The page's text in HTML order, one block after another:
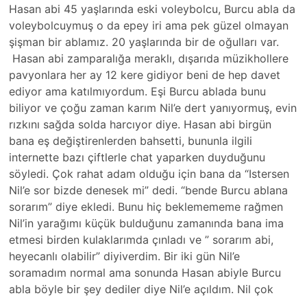
Hasan abi 45 yaşlarında eski voleybolcu, Burcu abla da
voleybolcuymuş o da epey iri ama pek güzel olmayan
şişman bir ablamız. 20 yaşlarında bir de oğulları var.
Hasan abi zamparalığa meraklı, dışarıda müzikhollere
pavyonlara her ay 12 kere gidiyor beni de hep davet
ediyor ama katılmıyordum. Eşi Burcu ablada bunu
biliyor ve çoğu zaman karım Nil’e dert yanıyormuş, evin
rızkını sağda solda harcıyor diye. Hasan abi birgün
bana eş değiştirenlerden bahsetti, bununla ilgili
internette bazı çiftlerle chat yaparken duyduğunu
söyledi. Çok rahat adam olduğu için bana da “Istersen
Nil’e sor bizde denesek mi” dedi. “bende Burcu ablana
sorarım” diye ekledi. Bunu hiç beklemememe rağmen
Nil’in yarağımı küçük bulduğunu zamanında bana ima
etmesi birden kulaklarımda çınladı ve ” sorarım abi,
heyecanlı olabilir” diyiverdim. Bir iki gün Nil’e
soramadım normal ama sonunda Hasan abiyle Burcu
abla böyle bir şey dediler diye Nil’e açıldım. Nil çok